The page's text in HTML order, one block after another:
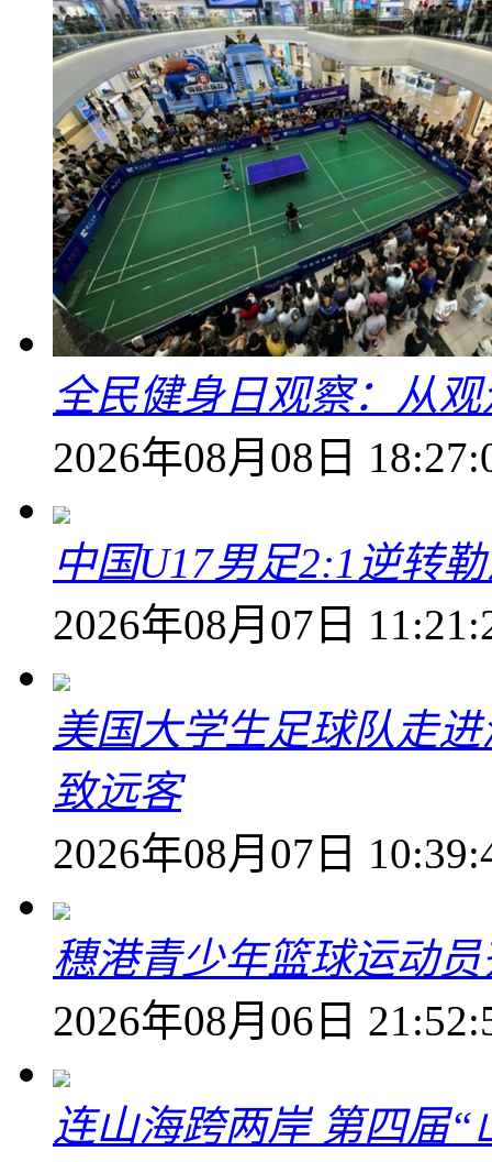
全民健身日观察：从
2026年08月08日
中国U17男足2:1逆转
2026年08月07日
美国大学生足球队走
致远客
2026年08月07日
穗港青少年篮球运动
2026年08月06日
连山海跨两岸 第四届